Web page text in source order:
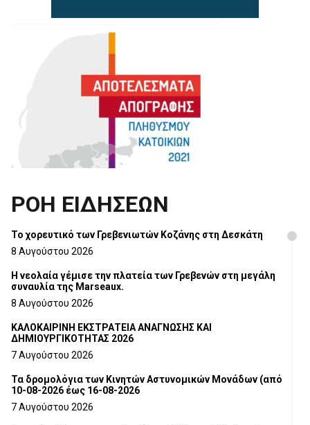
ΡΟΗ ΕΙΔΗΣΕΩΝ
Το χορευτικό των Γρεβενιωτών Κοζάνης στη Δεσκάτη
8 Αυγούστου 2026
Η νεολαία γέμισε την πλατεία των Γρεβενών στη μεγάλη
συναυλία της Marseaux.
8 Αυγούστου 2026
ΚΑΛΟΚΑΙΡΙΝΗ ΕΚΣΤΡΑΤΕΙΑ ΑΝΑΓΝΩΣΗΣ ΚΑΙ
ΔΗΜΙΟΥΡΓΙΚΟΤΗΤΑΣ 2026
7 Αυγούστου 2026
Τα δρομολόγια των Κινητών Αστυνομικών Μονάδων (από
10-08-2026 έως 16-08-2026
7 Αυγούστου 2026